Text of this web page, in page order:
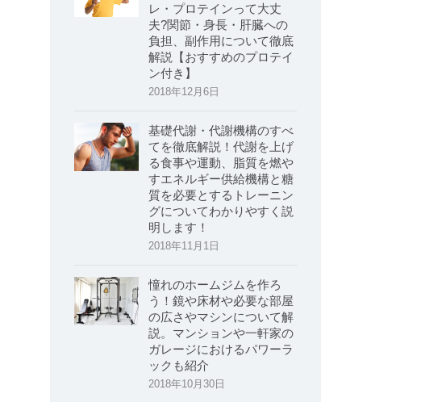
レ・プロテインって大丈
夫?関節・身長・肝臓への
負担、副作用について徹底
解説【おすすめのプロテイ
ン付き】
2018年12月6日
基礎代謝・代謝機構のすべ
てを徹底解説！代謝を上げ
る食事や運動、脂質を燃や
すエネルギー供給機構と糖
質を必要とするトレーニン
グについてわかりやすく説
明します！
2018年11月1日
憧れのホームジムを作ろ
う！鏡や床材や必要な部屋
の広さやマシンについて解
説。マンションや一軒家の
ガレージにおけるパワーラ
ックも紹介
2018年10月30日